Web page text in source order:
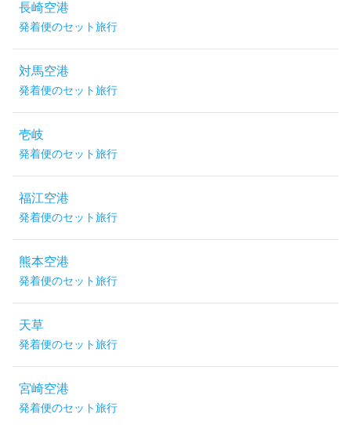
長崎空港
発着便のセット旅行
対馬空港
発着便のセット旅行
壱岐
発着便のセット旅行
福江空港
発着便のセット旅行
熊本空港
発着便のセット旅行
天草
発着便のセット旅行
宮崎空港
発着便のセット旅行